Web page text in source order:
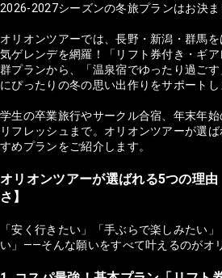
2026-2027シーズンの冬旅プランはお決ま
オリオンツアーでは、長野・新潟・群馬
気ゲレンデを網羅！「リフト券付き・ギ
群プランから、「温泉宿でゆったり過ご
にぴったりの冬の思い出作りをサポートし
学生の卒業旅行やサークル合宿、年末年
リフレッシュまで。オリオンツアーが選
すめプランをご紹介します。
オリオンツアーが選ばれる5つの理
さ】
「安く行きたい」「手ぶらで楽しみたい
い」——そんな願いをすべて叶えるのがオ